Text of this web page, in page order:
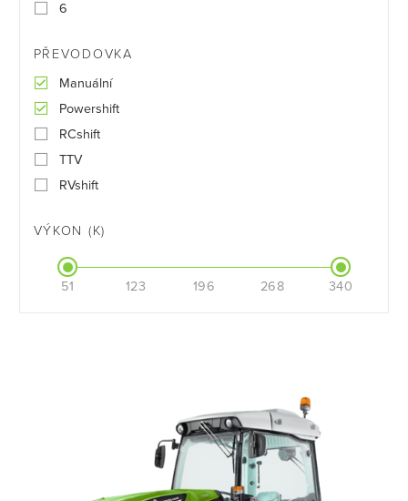
6
PŘEVODOVKA
Manuální
Powershift
RCshift
TTV
RVshift
VÝKON (K)
51 123 196 268 340